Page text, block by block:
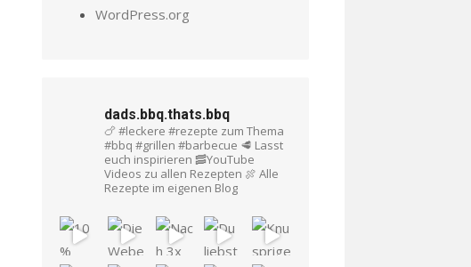
WordPress.org
dads.bbq.thats.bbq
🍗 #leckere #rezepte zum Thema
#bbq #grillen #barbecue 🥩 Lasst
euch inspirieren 🥓YouTube
Videos zu allen Rezepten 🍖 Alle
Rezepte im eigenen Blog